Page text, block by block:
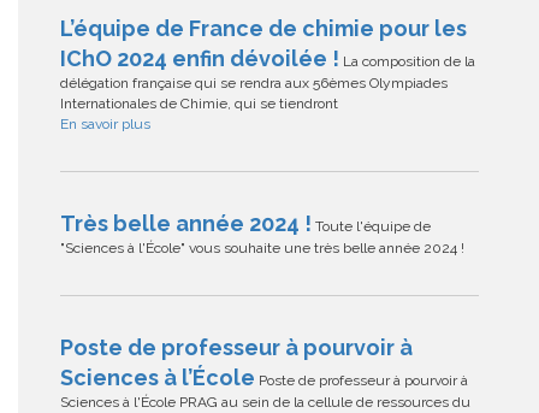
L’équipe de France de chimie pour les
IChO 2024 enfin dévoilée ! La composition de la
délégation française qui se rendra aux 56èmes Olympiades
Internationales de Chimie, qui se tiendront
En savoir plus
Très belle année 2024 ! Toute l'équipe de
"Sciences à l'École" vous souhaite une très belle année 2024 !
Poste de professeur à pourvoir à
Sciences à l’École Poste de professeur à pourvoir à
Sciences à l'École PRAG au sein de la cellule de ressources du